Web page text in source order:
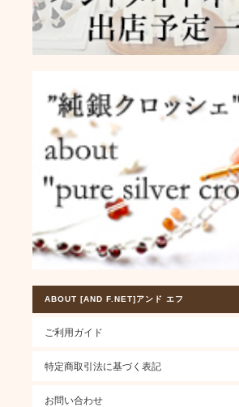
ABOUT [AND F.NET]アンド エフ
ご利用ガイド
特定商取引法に基づく表記
お問い合わせ